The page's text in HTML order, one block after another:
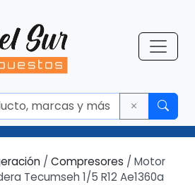
/ Compresores / Motor
Tecumseh 1/5 R12 Ae1360a